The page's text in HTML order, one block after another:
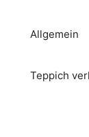
Allgemein
Teppich